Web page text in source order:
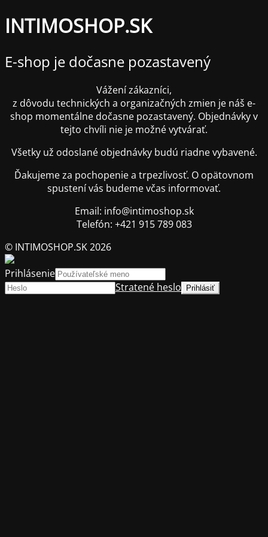
INTIMOSHOP.SK
E-shop je dočasne pozastavený
Vážení zákazníci,
z dôvodu technických a organizačných zmien je náš e-
shop momentálne dočasne pozastavený. Objednávky v
tejto chvíli nie je možné vytvárať.
Všetky už odoslané objednávky budú riadne vybavené.
Ďakujeme za pochopenie a trpezlivosť. O opätovnom
spustení vás budeme včas informovať.
Email: info@intimoshop.sk
Telefón: +421 915 789 083
© INTIMOSHOP.SK 2026
Prihlásenie
Stratené heslo